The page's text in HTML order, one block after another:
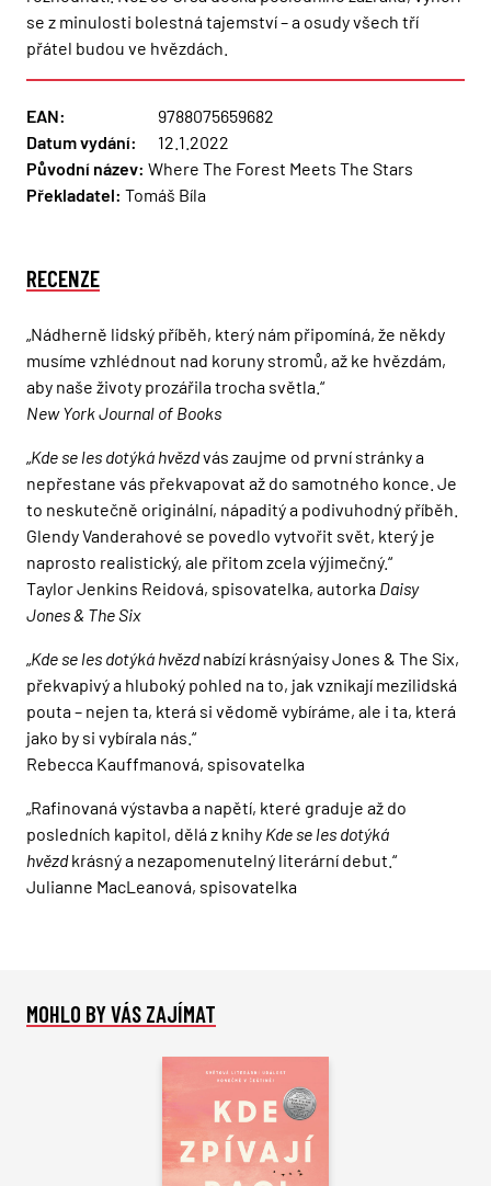
se z minulosti bolestná tajemství – a osudy všech tří
přátel budou ve hvězdách.
EAN:
9788075659682
Datum vydání:
12.1.2022
Původní název: Where The Forest Meets The Stars
Překladatel: Tomáš Bíla
RECENZE
„Nádherně lidský příběh, který nám připomíná, že někdy
musíme vzhlédnout nad koruny stromů, až ke hvězdám,
aby naše životy prozářila trocha světla.“
New York Journal of Books
„Kde se les dotýká hvězdvás zaujme od první stránky a
nepřestane vás překvapovat až do samotného konce. Je
to neskutečně originální, nápaditý a podivuhodný příběh.
Glendy Vanderahové se povedlo vytvořit svět, který je
naprosto realistický, ale přitom zcela výjimečný.“
Taylor Jenkins Reidová, spisovatelka, autorka Daisy
Jones & The Six
„Kde se les dotýká hvězdnabízí krásnýaisy Jones & The Six,
překvapivý a hluboký pohled na to, jak vznikají mezilidská
pouta – nejen ta, která si vědomě vybíráme, ale i ta, která
jako by si vybírala nás.“
Rebecca Kauffmanová, spisovatelka
„Rafinovaná výstavba a napětí, které graduje až do
posledních kapitol, dělá z knihy Kde se les dotýká
hvězdkrásný a nezapomenutelný literární debut.“
Julianne MacLeanová, spisovatelka
MOHLO BY VÁS ZAJÍMAT